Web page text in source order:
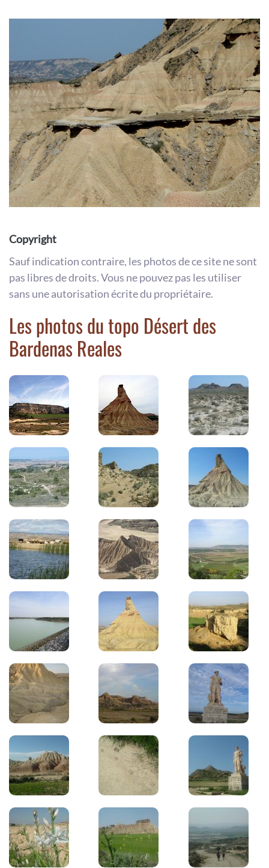
Copyright
Sauf indication contraire, les photos de ce site ne sont
pas libres de droits. Vous ne pouvez pas les utiliser
sans une autorisation écrite du propriétaire.
Les photos du topo Désert des
Bardenas Reales